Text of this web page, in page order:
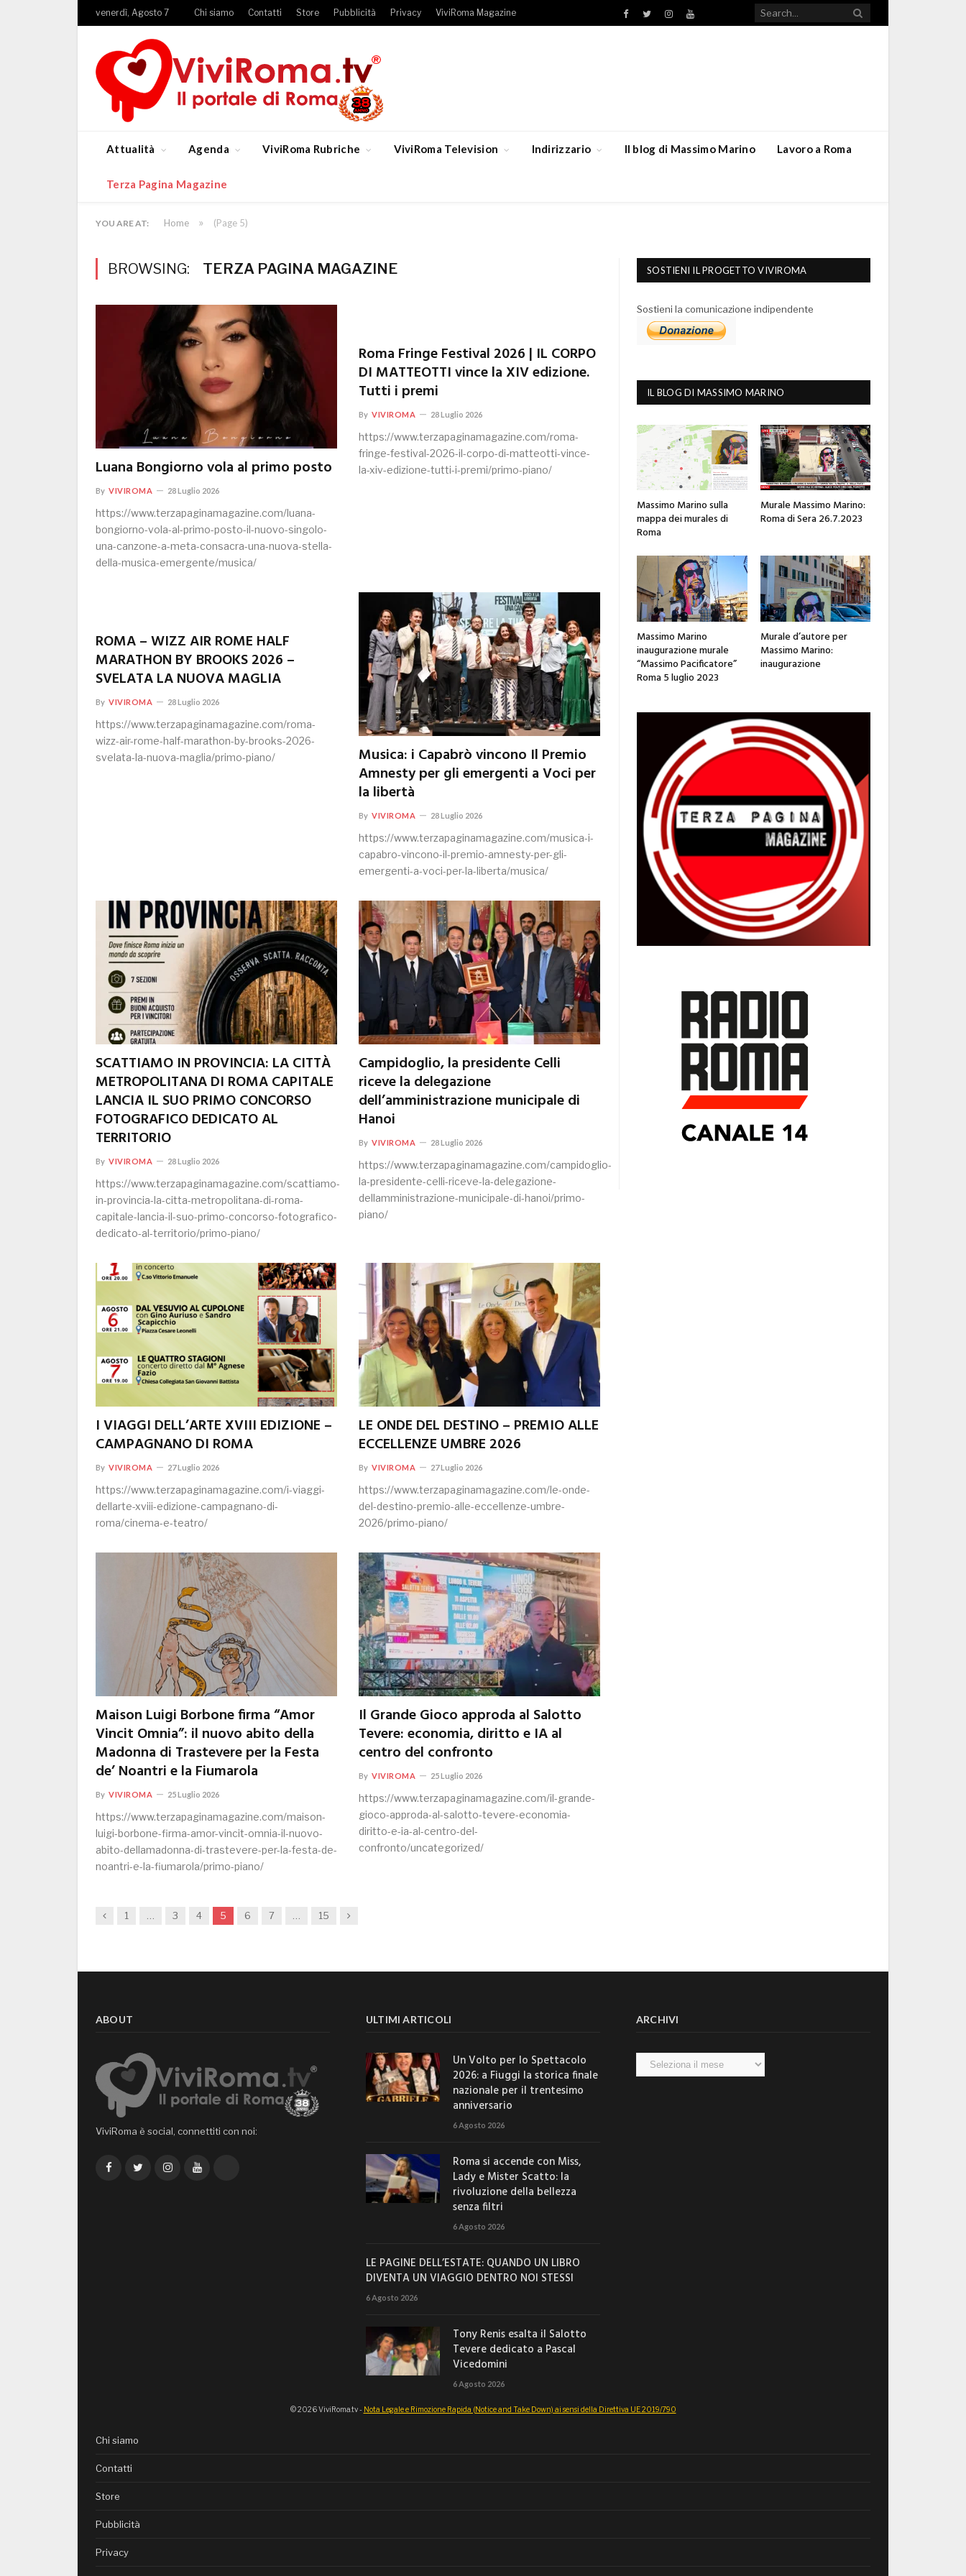
venerdì, Agosto 7 Chi siamo Contatti Store Pubblicità Privacy ViviRoma Magazine Facebook
TwitterInstagramYouTube
Attualità Agenda ViviRoma Rubriche ViviRoma Television Indirizzario Il blog di Massimo Marino Lavoro a Roma
Terza Pagina Magazine
YOU ARE AT: Home » (Page 5)
BROWSING: TERZA PAGINA MAGAZINE
Luana Bongiorno vola al primo posto
By VIVIROMA 28 Luglio 2026
https://www.terzapaginamagazine.com/luana-
bongiorno-vola-al-primo-posto-il-nuovo-singolo-
una-canzone-a-meta-consacra-una-nuova-stella-
della-musica-emergente/musica/
Roma Fringe Festival 2026 | IL CORPO
DI MATTEOTTI vince la XIV edizione.
Tutti i premi
By VIVIROMA 28 Luglio 2026
https://www.terzapaginamagazine.com/roma-
fringe-festival-2026-il-corpo-di-matteotti-vince-
la-xiv-edizione-tutti-i-premi/primo-piano/
ROMA – WIZZ AIR ROME HALF
MARATHON BY BROOKS 2026 –
SVELATA LA NUOVA MAGLIA
By VIVIROMA 28 Luglio 2026
https://www.terzapaginamagazine.com/roma-
wizz-air-rome-half-marathon-by-brooks-2026-
svelata-la-nuova-maglia/primo-piano/
Musica: i Capabrò vincono Il Premio
Amnesty per gli emergenti a Voci per
la libertà
By VIVIROMA 28 Luglio 2026
https://www.terzapaginamagazine.com/musica-i-
capabro-vincono-il-premio-amnesty-per-gli-
emergenti-a-voci-per-la-liberta/musica/
SCATTIAMO IN PROVINCIA: LA CITTÀ
METROPOLITANA DI ROMA CAPITALE
LANCIA IL SUO PRIMO CONCORSO
FOTOGRAFICO DEDICATO AL
TERRITORIO
By VIVIROMA 28 Luglio 2026
https://www.terzapaginamagazine.com/scattiamo-
in-provincia-la-citta-metropolitana-di-roma-
capitale-lancia-il-suo-primo-concorso-fotografico-
dedicato-al-territorio/primo-piano/
Campidoglio, la presidente Celli
riceve la delegazione
dell’amministrazione municipale di
Hanoi
By VIVIROMA 28 Luglio 2026
https://www.terzapaginamagazine.com/campidoglio-
la-presidente-celli-riceve-la-delegazione-
dellamministrazione-municipale-di-hanoi/primo-
piano/
I VIAGGI DELL’ARTE XVIII EDIZIONE –
CAMPAGNANO DI ROMA
By VIVIROMA 27 Luglio 2026
https://www.terzapaginamagazine.com/i-viaggi-
dellarte-xviii-edizione-campagnano-di-
roma/cinema-e-teatro/
LE ONDE DEL DESTINO – PREMIO ALLE
ECCELLENZE UMBRE 2026
By VIVIROMA 27 Luglio 2026
https://www.terzapaginamagazine.com/le-onde-
del-destino-premio-alle-eccellenze-umbre-
2026/primo-piano/
Maison Luigi Borbone firma “Amor
Vincit Omnia”: il nuovo abito della
Madonna di Trastevere per la Festa
de’ Noantri e la Fiumarola
By VIVIROMA 25 Luglio 2026
https://www.terzapaginamagazine.com/maison-
luigi-borbone-firma-amor-vincit-omnia-il-nuovo-
abito-dellamadonna-di-trastevere-per-la-festa-de-
noantri-e-la-fiumarola/primo-piano/
Il Grande Gioco approda al Salotto
Tevere: economia, diritto e IA al
centro del confronto
By VIVIROMA 25 Luglio 2026
https://www.terzapaginamagazine.com/il-grande-
gioco-approda-al-salotto-tevere-economia-
diritto-e-ia-al-centro-del-
confronto/uncategorized/
Previous
1 3 4 5 6 7 15 Next
SOSTIENI IL PROGETTO VIVIROMA
Sostieni la comunicazione indipendente
IL BLOG DI MASSIMO MARINO
Massimo Marino sulla
mappa dei murales di
Roma
Murale Massimo Marino:
Roma di Sera 26.7.2023
Massimo Marino
inaugurazione murale
“Massimo Pacificatore”
Roma 5 luglio 2023
Murale d’autore per
Massimo Marino:
inaugurazione
ABOUT
ViviRoma è social, connettiti con noi:
FacebookTwitterInstagramYouTube
ULTIMI ARTICOLI
Un Volto per lo Spettacolo
2026: a Fiuggi la storica finale
nazionale per il trentesimo
anniversario
6 Agosto 2026
Roma si accende con Miss,
Lady e Mister Scatto: la
rivoluzione della bellezza
senza filtri
6 Agosto 2026
LE PAGINE DELL’ESTATE: QUANDO UN LIBRO
DIVENTA UN VIAGGIO DENTRO NOI STESSI
6 Agosto 2026
Tony Renis esalta il Salotto
Tevere dedicato a Pascal
Vicedomini
6 Agosto 2026
ARCHIVI
Archivi
© 2026 ViviRoma.tv - Nota Legale e Rimozione Rapida (Notice and Take Down) ai sensi della Direttiva UE 2019/790
Chi siamo
Contatti
Store
Pubblicità
Privacy